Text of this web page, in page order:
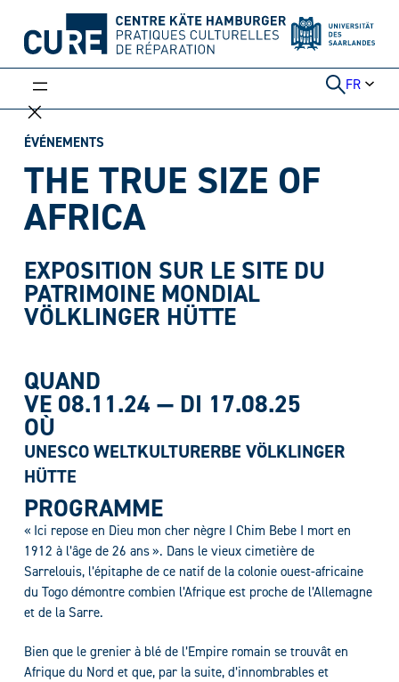
contenu
FR
ÉVÉNEMENTS
THE TRUE SIZE OF
AFRICA
EXPOSITION SUR LE SITE DU
PATRIMOINE MONDIAL
VÖLKLINGER HÜTTE
QUAND
VE 08.11.24 — DI 17.08.25
OÙ
UNESCO WELTKULTURERBE VÖLKLINGER
HÜTTE
PROGRAMME
« Ici repose en Dieu mon cher nègre I Chim Bebe I mort en
1912 à l’âge de 26 ans ». Dans le vieux cimetière de
Sarrelouis, l’épitaphe de ce natif de la colonie ouest-africaine
du Togo démontre combien l’Afrique est proche de l’Allemagne
et de la Sarre.
Bien que le grenier à blé de l’Empire romain se trouvât en
Afrique du Nord et que, par la suite, d’innombrables et